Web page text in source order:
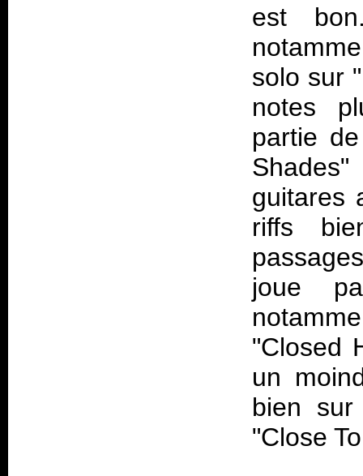
est
solo sur
notes
partie
guitares
riffs
joue
"Closed
un
bien
"Close